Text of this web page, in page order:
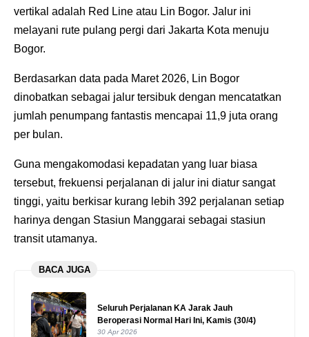
vertikal adalah Red Line atau Lin Bogor. Jalur ini
melayani rute pulang pergi dari Jakarta Kota menuju
Bogor.
Berdasarkan data pada Maret 2026, Lin Bogor
dinobatkan sebagai jalur tersibuk dengan mencatatkan
jumlah penumpang fantastis mencapai 11,9 juta orang
per bulan.
Guna mengakomodasi kepadatan yang luar biasa
tersebut, frekuensi perjalanan di jalur ini diatur sangat
tinggi, yaitu berkisar kurang lebih 392 perjalanan setiap
harinya dengan Stasiun Manggarai sebagai stasiun
transit utamanya.
BACA JUGA
Seluruh Perjalanan KA Jarak Jauh
Beroperasi Normal Hari Ini, Kamis (30/4)
30 Apr 2026